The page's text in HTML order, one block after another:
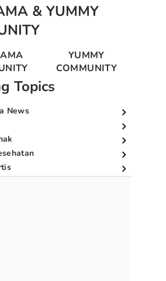
& YUMMY
YUMMY
COMMUNITY
Topics
News